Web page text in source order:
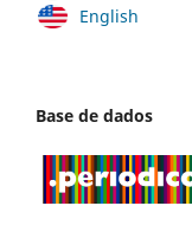
English
Base de dados